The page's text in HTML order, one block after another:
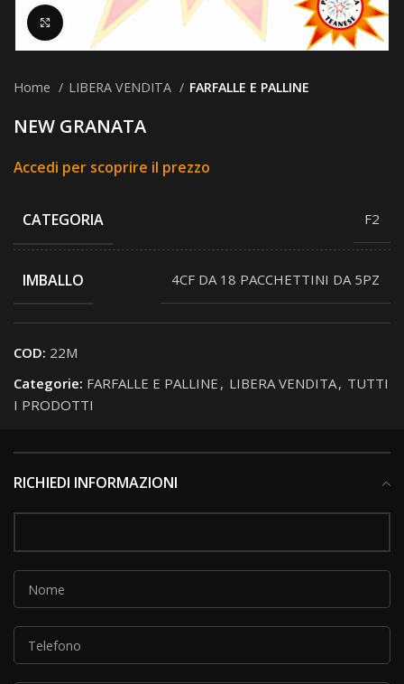
Clicca per ingrandire
Home LIBERA VENDITA FARFALLE E PALLINE
NEW GRANATA
Accedi per scoprire il prezzo
CATEGORIA F2
IMBALLO 4CF DA 18 PACCHETTINI DA 5PZ
COD: 22M
Categorie: FARFALLE E PALLINE , LIBERA VENDITA, TUTTI
I PRODOTTI
RICHIEDI INFORMAZIONI